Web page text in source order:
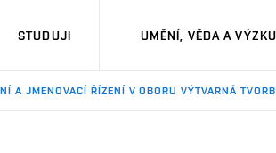
STUDUJI UMĚNÍ, VĚDA A
A JMENOVACÍ ŘÍZENÍ V OBORU VÝTVARNÁ